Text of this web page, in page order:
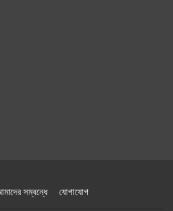
সম্বন্ধে যোগাযোগ